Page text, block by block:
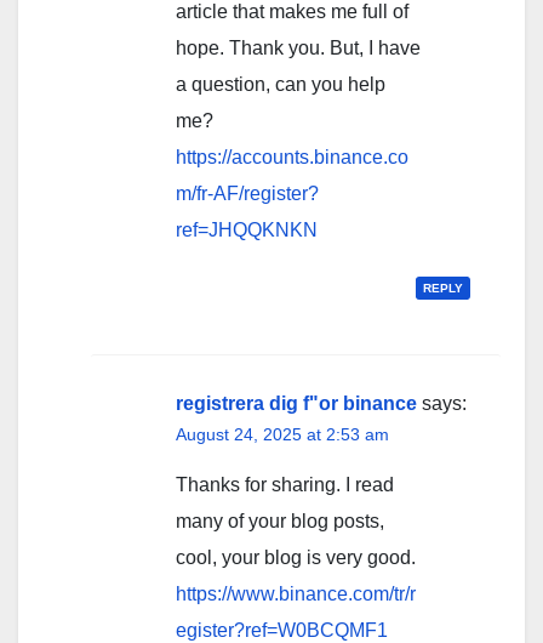
article that makes me full of
hope. Thank you. But, I have
a question, can you help
me?
https://accounts.binance.co
m/fr-AF/register?
ref=JHQQKNKN
REPLY
registrera dig f"or binance says:
August 24, 2025 at 2:53 am
Thanks for sharing. I read
many of your blog posts,
cool, your blog is very good.
https://www.binance.com/tr/r
egister?ref=W0BCQMF1